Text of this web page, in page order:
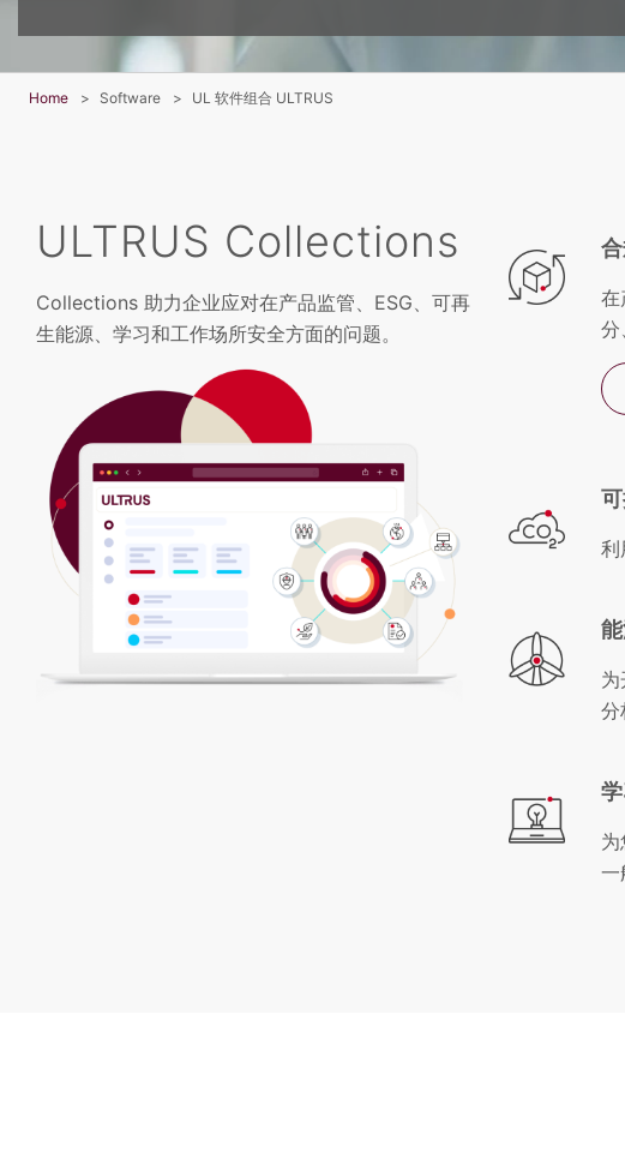
Home Software UL 软件组合 ULTRUS
ULTRUS Collections
Collections 助力企业应对在产品监管、ESG、可再
生能源、学习和工作场所安全方面的问题。
在
分
利
分
一